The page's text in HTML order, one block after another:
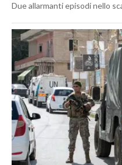
Due allarmanti episodi nello